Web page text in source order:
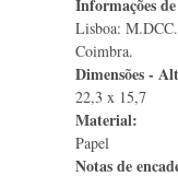
Informações
Lisboa:
Coimbra.
Dimensões -
22,3 x 15,7
Material:
Papel
Notas de